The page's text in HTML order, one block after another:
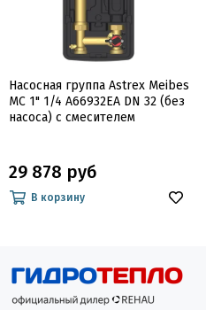
Насосная группа Astrex Meibes
MC 1" 1/4 A66932EA DN 32 (без
насоса) с смесителем
29 878 руб
В корзину